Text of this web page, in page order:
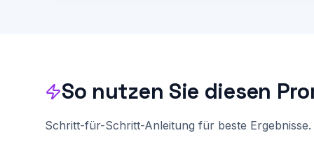
- [ ] Name und Anschrift beider Parteien
- [ ] Beginn des Arbeitsverhältnisses (und Ende
- [ ] Tätigkeitsbeschreibung
- [ ] Dauer der Probezeit (max. 6 Monate)
So nutzen Sie diesen
Schritt-für-Schritt-Anleitung für beste Ergebnisse.